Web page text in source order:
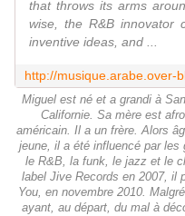
that throws its arms
wise, the R&B innovator
inventive ideas, and ...
Miguel est né et a grandi à
Californie. Sa mère est
américain. Il a un frère. Alors
jeune, il a été influencé par
le R&B, la funk, le jazz et le
label Jive Records en 2007, il
You, en novembre 2010.
ayant, au départ, du mal à